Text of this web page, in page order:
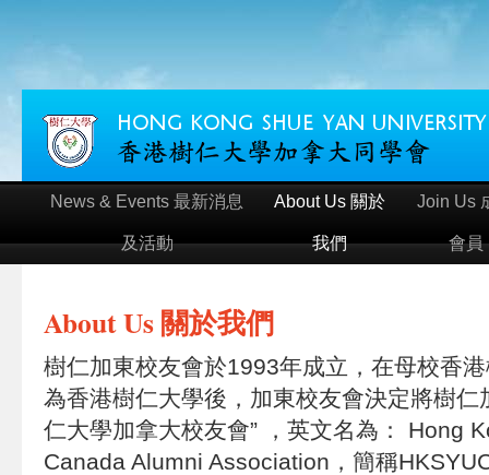
News & Events 最新消息
及活動
About Us 關於
我們
Join Us
會員
About Us 關於我們
樹仁加東校友會於1993年成立，在母校香
為香港樹仁大學後，加東校友會決定將樹仁
仁大學加拿大校友會” ，英文名為： Hong
Canada Alumni Association，簡稱